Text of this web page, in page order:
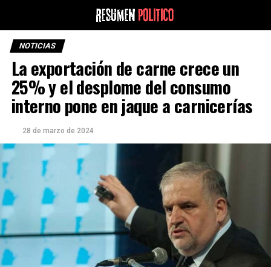
NOTICIAS
La exportación de carne crece un
25% y el desplome del consumo
interno pone en jaque a carnicerías
28 de marzo de 2024